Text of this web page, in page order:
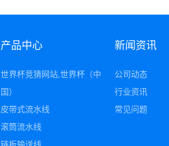
产品中心
世界杯竞猜网站,世界杯（中
国）
皮带式流水线
滚筒流水线
新闻资讯
公司动态
行业资讯
常见问题